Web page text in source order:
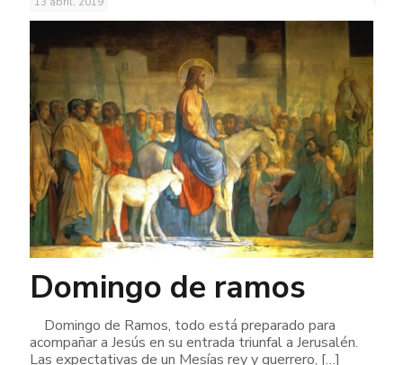
Domingo de ramos
Domingo de Ramos, todo está preparado para
acompañar a Jesús en su entrada triunfal a Jerusalén.
Las expectativas de un Mesías rey y guerrero, […]